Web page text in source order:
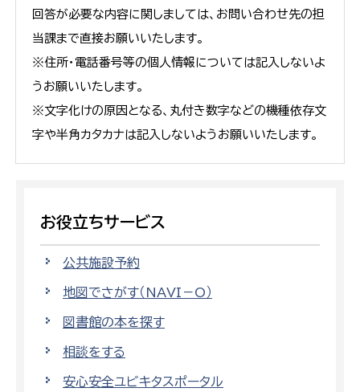
回答が必要な内容に関しましては、お問い合わせ先の担
当課まで直接お願いいたします。
※住所・電話番号等の個人情報については記入しないよ
うお願いいたします。
※文字化けの原因となる、丸付き数字などの機種依存文
字や半角カタカナは記入しないようお願いいたします。
お役立ちサービス
公共施設予約
地図でさがす（NAVI－O）
図書館の本を探す
相談をする
安心安全ユビキタスポータル